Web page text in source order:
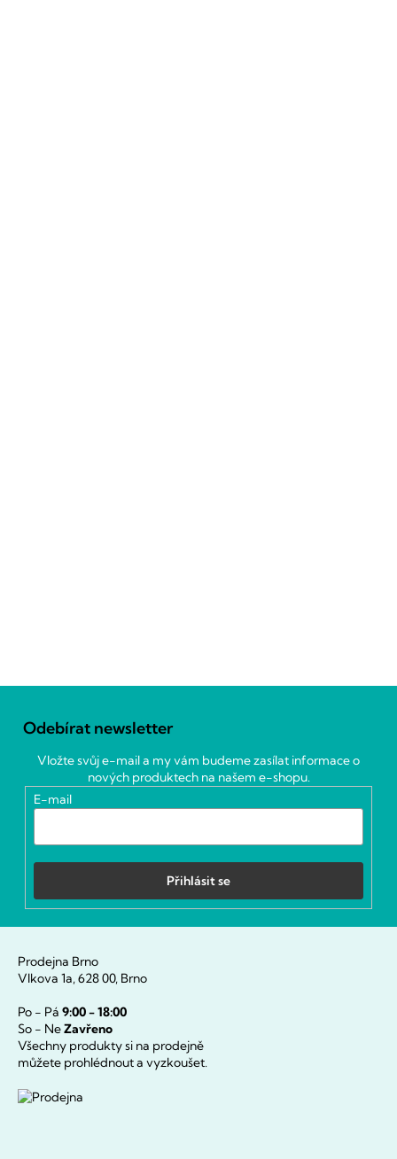
Odebírat newsletter
Vložte svůj e-mail a my vám budeme zasílat informace o
nových produktech na našem e-shopu.
E-mail
Přihlásit se
Prodejna Brno
Vlkova 1a, 628 00, Brno
Po - Pá 9:00 - 18:00
So - NeZavřeno
Všechny produkty si na prodejně
můžete prohlédnout a vyzkoušet.